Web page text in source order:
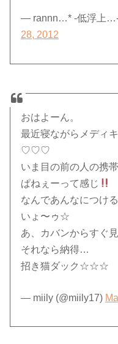
— rannn…* -低浮上…-
28, 2012
おはよーん。
最近寝ながらメディ
♡♡♡
いま目の前の人の携
ぱねぇーって感じ
なんであんなにつけ
いょ〜ゥ☆
あ、カバンからすぐ
それなら納得…
招き猫ダック☆☆☆
— miily (@miily17)